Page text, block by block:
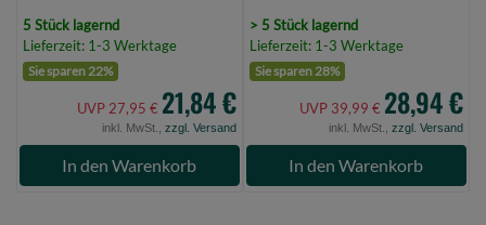
5 Stück lagernd
Lieferzeit: 1-3 Werktage
Sie sparen 22%
UVP 27,95 € 21,84 €
inkl. MwSt., zzgl. Versand
In den Warenkorb
> 5 Stück lagernd
Lieferzeit: 1-3 Werktage
Sie sparen 28%
UVP 39,99 € 28,94 €
inkl. MwSt., zzgl. Versand
In den Warenkorb